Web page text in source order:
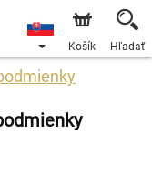
Košík Hľadať